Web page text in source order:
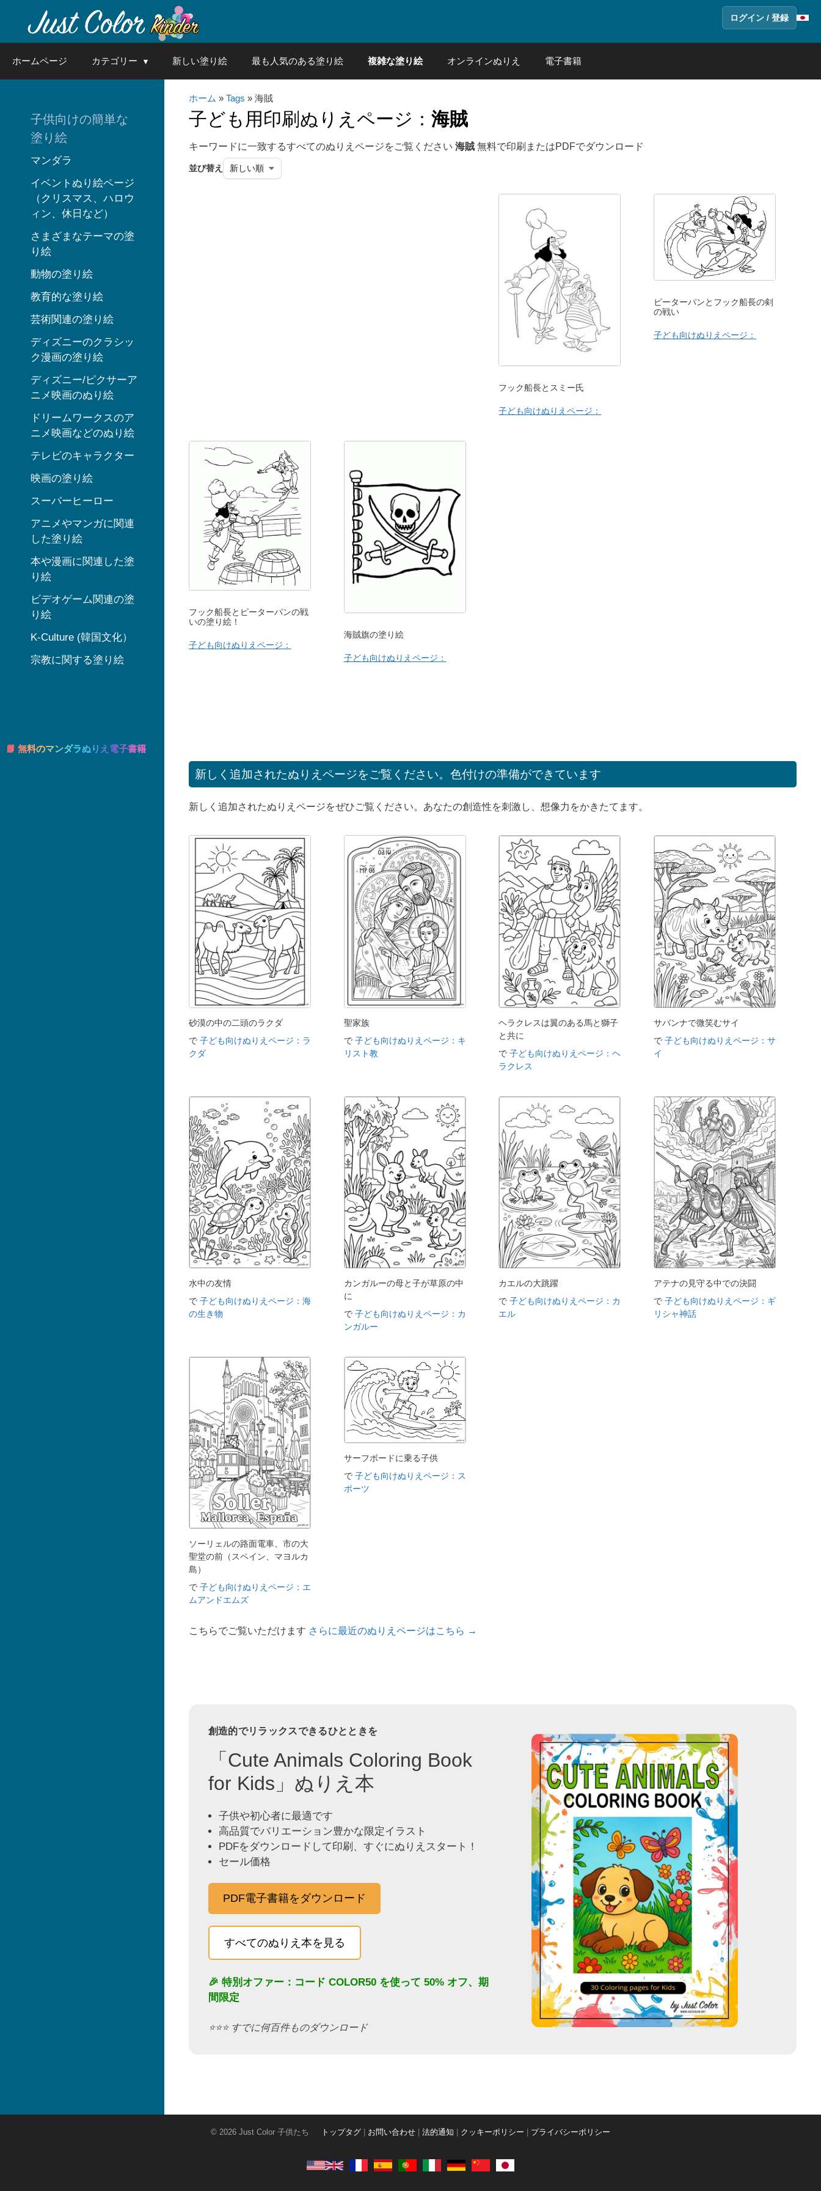
content
ログイン / 登録
ホームページ カテゴリー 新しい塗り絵 最も人気のある塗り絵 複雑な塗り絵 オンラインぬりえ 電子書籍
ホーム » Tags » 海賊
子ども用印刷ぬりえページ： 海賊
キーワードに一致するすべてのぬりえページをご覧ください 海賊無料で印刷またはPDFでダウンロード
並び替え
フック船長とスミー氏
子ども向けぬりえページ：
ピーターパンとフック船長の剣
の戦い
子ども向けぬりえページ：
フック船長とピーターパンの戦
いの塗り絵！
子ども向けぬりえページ：
海賊旗の塗り絵
子ども向けぬりえページ：
新しく追加されたぬりえページをご覧ください。色付けの準備ができています
新しく追加されたぬりえページをぜひご覧ください。あなたの創造性を刺激し、想像力をかきたてます。
砂漠の中の二頭のラクダ
で 子ども向けぬりえページ：ラ
クダ
聖家族
で 子ども向けぬりえページ：キ
リスト教
ヘラクレスは翼のある馬と獅子
と共に
で子ども向けぬりえページ：ヘ
ラクレス
サバンナで微笑むサイ
で子ども向けぬりえページ：サ
イ
水中の友情
で 子ども向けぬりえページ：海
の生き物
カンガルーの母と子が草原の中
に
で 子ども向けぬりえページ：カ
ンガルー
カエルの大跳躍
で子ども向けぬりえページ：カ
エル
アテナの見守る中での決闘
で子ども向けぬりえページ：ギ
リシャ神話
ソーリェルの路面電車、市の大
聖堂の前（スペイン、マヨルカ
島）
で 子ども向けぬりえページ：エ
ムアンドエムズ
サーフボードに乗る子供
で 子ども向けぬりえページ：ス
ポーツ
こちらでご覧いただけます さらに最近のぬりえページはこちら →
創造的でリラックスできるひとときを
「Cute Animals Coloring Book
for Kids」ぬりえ本
子供や初心者に最適です
高品質でバリエーション豊かな限定イラスト
PDFをダウンロードして印刷、すぐにぬりえスタート！
セール価格
PDF電子書籍をダウンロード
すべてのぬりえ本を見る
🎉 特別オファー：コード COLOR50を使って 50% オフ、期
間限定
⭐️⭐️⭐️ すでに何百件ものダウンロード
子供向けの簡単な
塗り絵
マンダラ
イベントぬり絵ページ
（クリスマス、ハロウ
ィン、休日など）
さまざまなテーマの塗
り絵
動物の塗り絵
教育的な塗り絵
芸術関連の塗り絵
ディズニーのクラシッ
ク漫画の塗り絵
ディズニー/ピクサーア
ニメ映画のぬり絵
ドリームワークスのア
ニメ映画などのぬり絵
テレビのキャラクター
映画の塗り絵
スーパーヒーロー
アニメやマンガに関連
した塗り絵
本や漫画に関連した塗
り絵
ビデオゲーム関連の塗
り絵
K-Culture (韓国文化）
宗教に関する塗り絵
📘 無料のマンダラぬりえ電子書籍
© 2026 Just Color 子供たち トップタグ お問い合わせ 法的通知 クッキーポリシー プライバシーポリシー